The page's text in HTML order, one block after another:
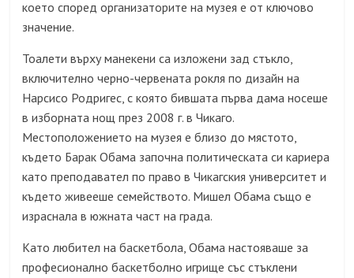
което според организаторите на музея е от ключово
значение.
Тоалети върху манекени са изложени зад стъкло,
включително черно-червената рокля по дизайн на
Нарсисо Родригес, с която бившата първа дама носеше
в изборната нощ през 2008 г. в Чикаго.
Местоположението на музея е близо до мястото,
където Барак Обама започна политическата си кариера
като преподавател по право в Чикагския университет и
където живееше семейството. Мишел Обама също е
израснала в южната част на града.
Като любител на баскетбола, Обама настояваше за
професионално баскетболно игрище със стъклени